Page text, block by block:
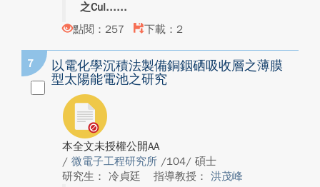
之CuI...
點閱：257
下載：2
7
以電化學沉積法製備銅銦硒吸收層之薄膜
型太陽能電池之研究
本全文未授權公開AA
/ 微電子工程研究所 /104/ 碩士
研究生： 冷貞廷
指導教授： 洪茂峰